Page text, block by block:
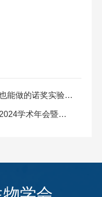
上一篇：线虫探秘：小学生也能做的诺奖实验——中国细胞生物学学会2025年全国联动“实验室开放日”系列活动纪实
下一篇：北京细胞生物学会2024学术年会暨第七届会员代表大会第二次会议成功召开